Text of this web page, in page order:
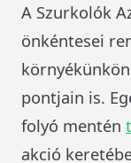
A Szurkolók
önkéntesei
pontjain is.
folyó mentén
akció